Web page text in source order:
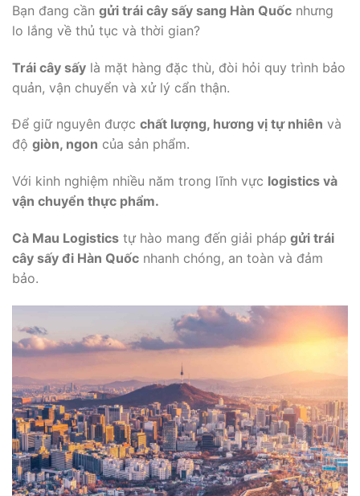
Bạn đang cần gửi trái cây sấy sang Hàn Quốc nhưng
lo lắng về thủ tục và thời gian?
Trái cây sấy là mặt hàng đặc thù, đòi hỏi quy trình bảo
quản, vận chuyển và xử lý cẩn thận.
Để giữ nguyên được chất lượng, hương vị tự nhiên và
độ giòn, ngon của sản phẩm.
Với kinh nghiệm nhiều năm trong lĩnh vực logistics và
vận chuyển thực phẩm.
Cà Mau Logistics tự hào mang đến giải pháp gửi trái
cây sấy đi Hàn Quốc nhanh chóng, an toàn và đảm
bảo.